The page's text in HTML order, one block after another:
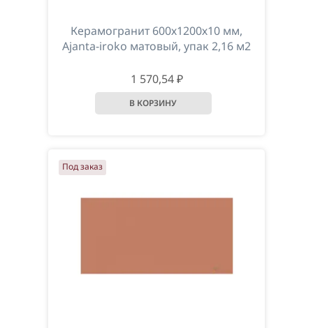
Керамогранит 600х1200х10 мм,
Ajanta-iroko матовый, упак 2,16 м2
1 570,54 ₽
Под заказ